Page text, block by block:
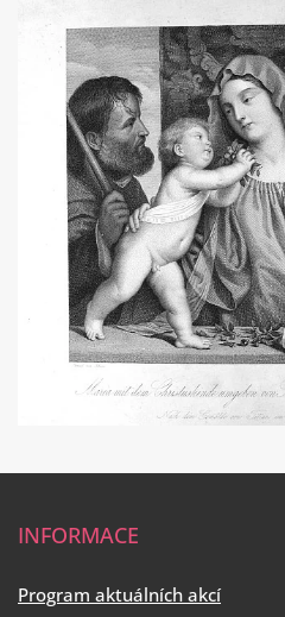
INFORMACE
Program aktuálních akcí